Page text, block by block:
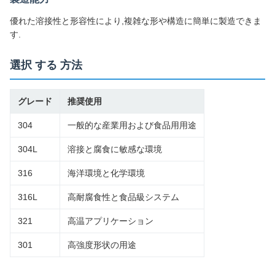
優れた溶接性と形容性により,複雑な形や構造に簡単に製造できま
す.
選択 する 方法
グレード 推奨使用
304 一般的な産業用および食品用用途
304L 溶接と腐食に敏感な環境
316 海洋環境と化学環境
316L 高耐腐食性と食品級システム
321 高温アプリケーション
301 高強度形状の用途